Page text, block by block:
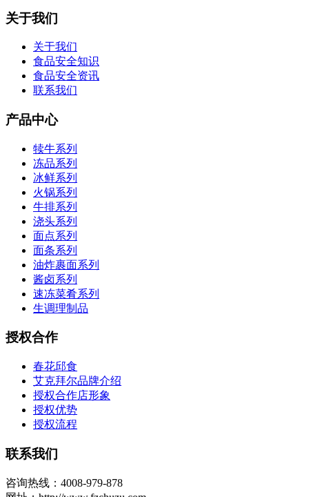
关于我们
关于我们
食品安全知识
食品安全资讯
联系我们
产品中心
犊牛系列
冻品系列
冰鲜系列
火锅系列
牛排系列
浇头系列
面点系列
面条系列
油炸裹面系列
酱卤系列
速冻菜肴系列
生调理制品
授权合作
春花邱食
艾克拜尔品牌介绍
授权合作店形象
授权优势
授权流程
联系我们
咨询热线：4008-979-878